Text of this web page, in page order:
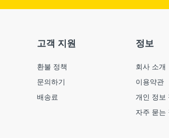
고객 지원
환불 정책
문의하기
배송료
정보
회사 소개
이용약관
개인 정보
자주 묻는